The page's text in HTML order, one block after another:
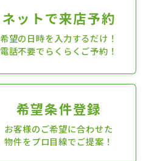
ネットで来店予約
希望の日時を入力するだけ！
電話不要でらくらくご予約！
希望条件登録
お客様のご希望に合わせた
物件をプロ目線でご提案！